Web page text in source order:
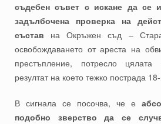
съдебен съвет с искане да се
задълбочена проверка на
състав на Окръжен съд –
освобождаването от ареста на
престъпление, потресло
резултат на което тежко пострада
В сигнала се посочва, че е
подобно зверство да се